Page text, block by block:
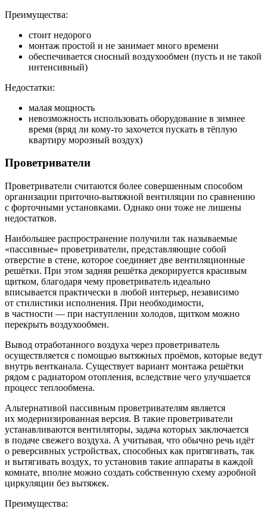
Преимущества:
стоит недорого
монтаж простой и не занимает много времени
обеспечивается сносный воздухообмен (пусть и не такой
интенсивный)
Недостатки:
малая мощность
невозможность использовать оборудование в зимнее
время (вряд ли кому-то захочется пускать в тёплую
квартиру морозный воздух)
Проветриватели
Проветриватели считаются более совершенным способом
организации приточно-вытяжной вентиляции по сравнению
с форточными установками. Однако они тоже не лишены
недостатков.
Наибольшее распространение получили так называемые
«пассивные» проветриватели, представляющие собой
отверстие в стене, которое соединяет две вентиляционные
решётки. При этом задняя решётка декорируется красивым
щитком, благодаря чему проветриватель идеально
вписывается практически в любой интерьер, независимо
от стилистики исполнения. При необходимости,
в частности — при наступлении холодов, щитком можно
перекрыть воздухообмен.
Вывод отработанного воздуха через проветриватель
осуществляется с помощью вытяжных проёмов, которые ведут
внутрь вентканала. Существует вариант монтажа решётки
рядом с радиатором отопления, вследствие чего улучшается
процесс теплообмена.
Альтернативой пассивным проветривателям является
их модернизированная версия. В такие проветриватели
устанавливаются вентиляторы, задача которых заключается
в подаче свежего воздуха. А учитывая, что обычно речь идёт
о реверсивных устройствах, способных как притягивать, так
и вытягивать воздух, то установив такие аппараты в каждой
комнате, вполне можно создать собственную схему аэробной
циркуляции без вытяжек.
Преимущества: